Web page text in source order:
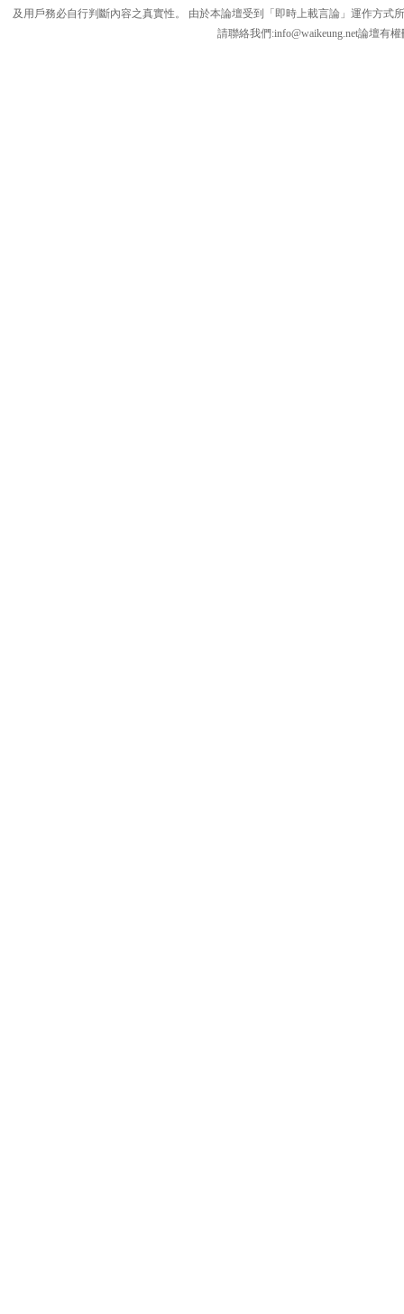
及用戶務必自行判斷內容之真實性。 由於本論壇受到「即時上載言論」運作方
請聯絡我們:info@waikeung.net論壇有